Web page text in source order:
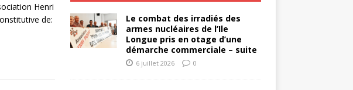
Henri
de:
Le combat des irradiés des
armes nucléaires de l’Ile
Longue pris en otage d’une
démarche commerciale – suite
6 juillet 2026 0